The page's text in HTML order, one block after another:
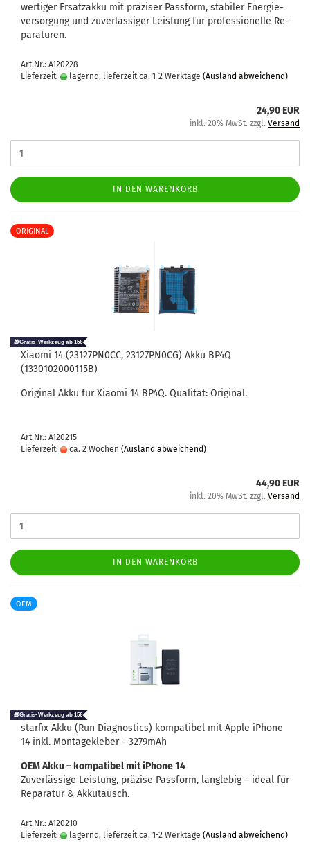
wer­ti­ger Er­satz­ak­ku mit prä­zi­ser Pass­form, sta­bi­ler En­er­gie­
ver­sor­gung und zu­ver­läs­si­ger Leis­tung für pro­fes­sio­nel­le Re­
pa­ra­tu­ren.
Art.Nr.: A120228
Lieferzeit:
lagernd, lieferzeit ca. 1-2 Werktage (Ausland abweichend)
24,90 EUR
inkl. 20% MwSt. zzgl. Versand
IN DEN WARENKORB
ORIGINAL
Xiao­mi 14 (23127PN0CC, 23127PN0CG) Akku BP4Q
(1330102000115B)
Ori­gi­nal Akku für Xiao­mi 14 BP4Q. Qua­li­tät: Ori­gi­nal.
Art.Nr.: A120215
Lieferzeit:
ca. 2 Wochen (Ausland abweichend)
44,90 EUR
inkl. 20% MwSt. zzgl. Versand
IN DEN WARENKORB
OEM
star­fix Akku (Run Dia­gnostics) kom­pa­ti­bel mit Apple iPho­ne
14 inkl. Mon­ta­ge­kle­ber - 3279mAh
OEM Akku – kom­pa­ti­bel mit iPho­ne 14
Zu­ver­läs­si­ge Leis­tung, prä­zi­se Pass­form, lang­le­big – ideal für
Re­pa­ra­tur & Ak­ku­tausch.
Art.Nr.: A120210
Lieferzeit:
lagernd, lieferzeit ca. 1-2 Werktage (Ausland abweichend)